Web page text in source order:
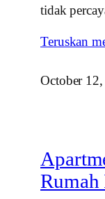
tidak
Teruskan
October
Rumah